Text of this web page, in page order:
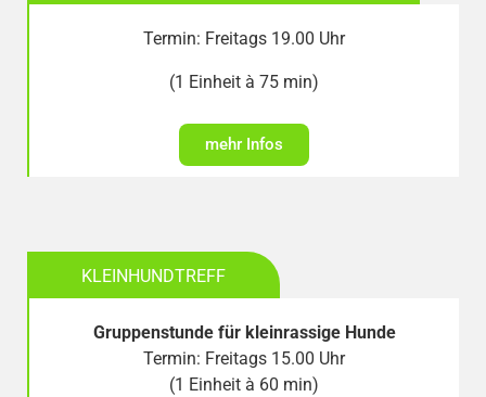
Termin: Freitags 19.00 Uhr
(1 Einheit à 75 min)
mehr Infos
KLEINHUNDTREFF
Gruppenstunde für kleinrassige Hunde
Termin: Freitags 15.00 Uhr
(1 Einheit à 60 min)